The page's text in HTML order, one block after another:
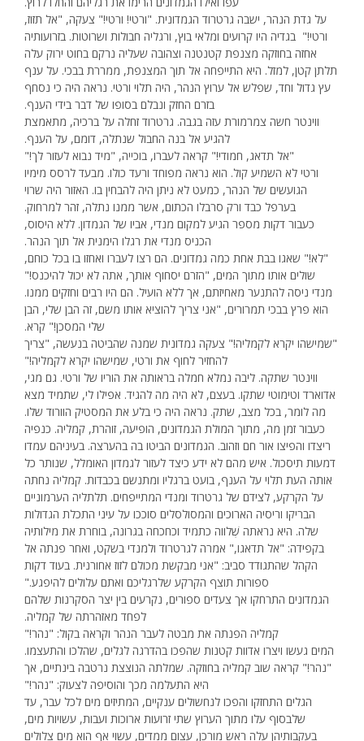
על גדת הנהר, ישבה גרטרוד הגמדונית. "ורטי! ורטי!" צעקה, "אל תזוז,
ורטי!" בגדיה היו קרועים ומלאי בוץ, ורגליה חבולות ושרוטות. בזרועותיה
אחזה בחוזקה מצנפת קטנטנה וצהובה שעליה נרקם בחוט ירוק עלה
תלתן קטן, למזל. היא התייפחה אל תוך המצנפת, ממררת בבכי. על ענף
עץ גדול וחד, שפלש אל ערוץ הנהר, היה תלוי ורטי. נראה היה כי נסחף
בזרם החזק ונבלם בסופו של דבר בידי הענף.
ווינטר חשה צמרמורת עזה בגבה. גרטרוד זחלה על ברכיה, מתאמצת
להגיע אל בנה החבול שנתלה, דומם, על הענף.
"אל תדאג, חמודי!" קראה לעברו, בוכייה, "מיד נבוא לעזור לך!"
ורטי לא השמיע קול. הוא נראה מפוחד ורעד כולו. מבעד לרסס מימיו
הגועשים של הנהר, כמעט לא ניתן היה להבחין בו. האזור היה שרוי
בערפל כבד ורק סרבלו הכתום, אשר ממנו נתלה, זהר למרחוק.
כעבור דקות מספר הגיע למקום מנדי, אביו של הגמדון. ללא היסוס,
הכניס מנדי את רגלו הימנית אל תוך הנהר.
"לא!" שאגו בבת אחת כמה גמדונים. הם רצו לעברו ואחזו בו בכל כוחם,
שולים אותו מתוך המים, "הזרם יסחוף אותך, אתה לא יכול להיכנס!"
מנדי ניסה להתנער מאחיזתם, אך ללא הועיל. הם היו רבים וחזקים ממנו.
הוא פרץ בבכי תמרורים, "אני צריך להוציא אותו משם, זה הבן שלי, הבן
שלי המסכן!" קרא.
"שמישהו יקרא לקמליה!" צעקה גמדונית שמנה שהביטה בנעשה, "צריך
להחזיר לחוף את ורטי, שמישהו יקרא לקמליה!"
ווינטר שתקה. ליבה נמלא חמלה בראותה את הוריו של ורטי. גם מגי,
אדוארד וטימוטי שתקו. בעצם, לא היה מה להגיד. אפילו לי, שתמיד מצא
מה לומר, בכל מצב, שתק. נראה היה כי בלע את המסטיק הוורוד שלו.
כעבור זמן מה, מתוך המולת הגמדונים, הופיעה, זוהרת, קמליה. כנפיה
ריצדו והפיצו אור חם וזהוב. הגמדונים הביטו בה בהערצה. בעיניהם עמדו
דמעות תיסכול. איש מהם לא ידע כיצד לעזור לגמדון האומלל, שנותר כל
אותה העת תלוי על הענף, בועט ברגליו ומתנשם בכבדות. קמליה נחתה
על הקרקע, לצידם של גרטרוד ומנדי המתייפחים. תלתליה הערמוניים
הבריקו וריסיה הארוכים והמסולסלים סוככו על עיני התכלת הגדולות
שלה. היא נראתה שְׁלווה כתמיד וכחכחה בגרונה, בוחרת את מילותיה
בקפידה: "אל תדאגו," אמרה לגרטרוד ולמנדי בשקט, ואחר פנתה אל
הקהל שהתגודד סביב: "אני מבקשת מכולם לזוז אחורנית. בעוד דקות
ספורות תוצף הקרקע שלרגליכם ואתם עלולים להיפגע."
הגמדונים התרחקו אך צעדים ספורים, נקרעים בין יצר הסקרנות שלהם
לפחד מאזהרתה של קמליה.
קמליה הפנתה את מבטה לעבר הנהר וקראה בקול: "נהר!"
המים געשו ויצרו אדוות קטנות שהפכו בהדרגה לגלים, שהלכו והתעצמו.
"נהר!" קראה שוב קמליה בחוזקה. שמלתה הנוצצת נרטבה בינתיים, אך
היא התעלמה מכך והוסיפה לצעוק: "נהר!"
הגלים התחזקו והפכו לנחשולים ענקיים, המתיזים מים לכל עבר, עד
שלבסוף עלו מתוך הערוץ שתי זרועות ארוכות ועבות, עשויות מים,
בעקבותיהן עלה ראש מורכן, עצום ממדים, עשוי אף הוא מים צלולים